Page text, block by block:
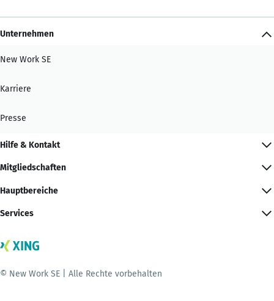
Unternehmen
New Work SE
Karriere
Presse
Hilfe & Kontakt
Mitgliedschaften
Hauptbereiche
Services
© New Work SE | Alle Rechte vorbehalten